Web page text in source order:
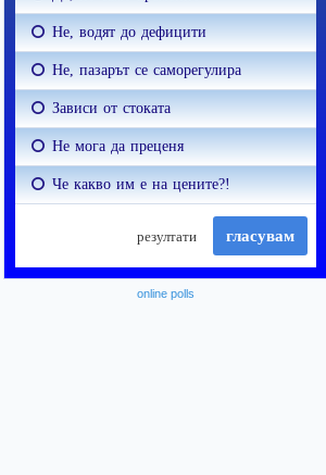
online polls